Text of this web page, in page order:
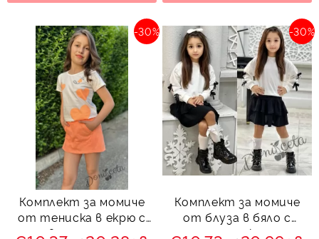
Комплект за момиче
от тениска в екрю с
неонови сърца и пола-
-30%
Комплект за момиче
от блуза в бяло с
черни панделки и пола
-30%